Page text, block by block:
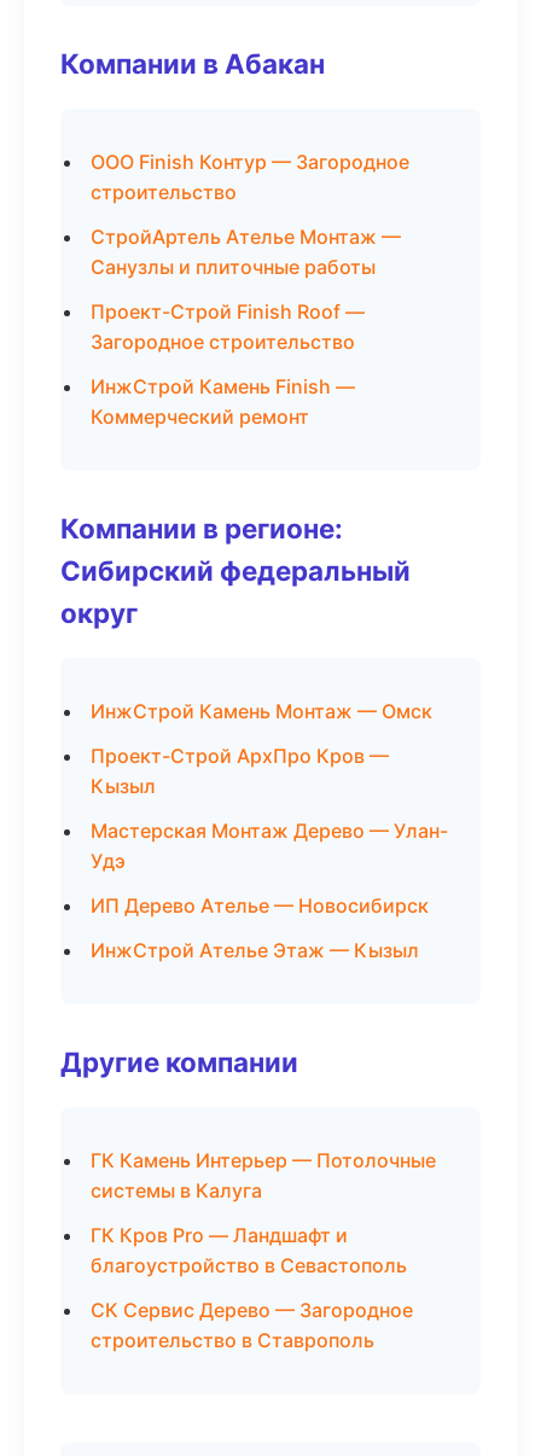
Компании в Абакан
ООО Finish Контур — Загородное
строительство
СтройАртель Ателье Монтаж —
Санузлы и плиточные работы
Проект-Строй Finish Roof —
Загородное строительство
ИнжСтрой Камень Finish —
Коммерческий ремонт
Компании в регионе:
Сибирский федеральный
округ
ИнжСтрой Камень Монтаж — Омск
Проект-Строй АрхПро Кров —
Кызыл
Мастерская Монтаж Дерево — Улан-
Удэ
ИП Дерево Ателье — Новосибирск
ИнжСтрой Ателье Этаж — Кызыл
Другие компании
ГК Камень Интерьер — Потолочные
системы в Калуга
ГК Кров Pro — Ландшафт и
благоустройство в Севастополь
СК Сервис Дерево — Загородное
строительство в Ставрополь